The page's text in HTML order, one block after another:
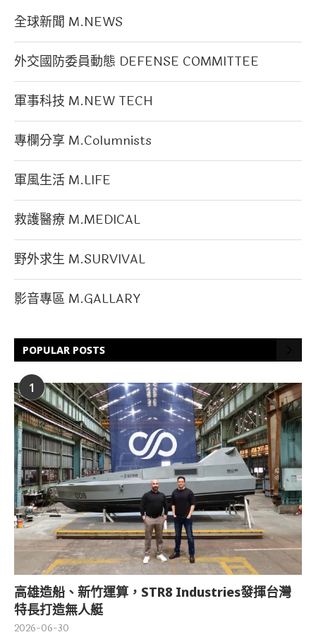
全球新聞 M.NEWS
外交國防委員動態 DEFENSE COMMITTEE
軍事科技 M.NEW TECH
專欄分享 M.Columnists
軍風生活 M.LIFE
救護醫療 M.MEDICAL
野外求生 M.SURVIVAL
影音專區 M.GALLARY
POPULAR POSTS
1
高雄造船、新竹運算，STR8 Industries發揮台灣
特長打造無人艇
2026-06-30